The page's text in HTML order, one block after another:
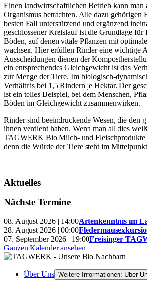
Einen landwirtschaftlichen Betrieb kann man
Organismus betrachten. Alle dazu gehörigen
besten Fall unterstützend und ergänzend
geschlossener Kreislauf ist die Grundlage für
Böden, auf denen vitale Pflanzen mit
wachsen. Hier erfüllen Rinder eine wichtige
Ausscheidungen dienen der
ein entsprechendes Gleichgewicht ist das
zur Menge der Tiere. Im biologisch-
Verhältnis bei 1,5 Rindern je Hektar. Der
ist ein tolles Beispiel, bei dem Menschen,
Böden im Gleichgewicht zusammenwirken.
Rinder sind beeindruckende Wesen, die den
ihnen verdient haben. Wenn man all dies
TAGWERK Bio Milch- und Fleischprodukte
denn die Würde der Tiere steht im
Aktuelles
Nächste Termine
08. August 2026 | 14:00Artenkenntnis im
28. August 2026 | 00:00
07. September 2026 | 19:00Freisinger
Ganzen Kalender ansehen
Über Uns Weitere Informationen: Über